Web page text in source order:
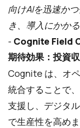
向けAIを迅速か
き、導入にかか
- Cognite Field
期待効果：投資
Cognite は、オ
統合することで
支援し、デジタ
で生産性を高め